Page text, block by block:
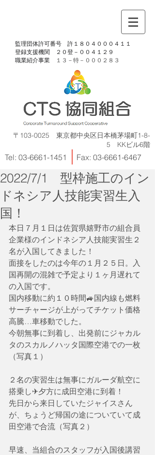
​監理団体許可番号 許１８０４０００４１１
​登録支援機関 ２０登－００４１２９
​職業紹介事業
１３－特－ ０００２８３
〒103-0025 東京都中央区日本橋茅場町1-8-
5 KKビル6階
Tel: 03-6661-1451 Fax: 03-6661-6467
2022/7/1 型枠施工のイン
ドネシア人技能実習生入
国！
本日７月１日は佐賀県嬉野市の組合員
企業様のインドネシア人技能実習生２
名が入国してきました！
面接をしたのは今年の１月２５日。入
国再開の混雑で予定より１ヶ月遅れて
の入国です。
国内移動に約１０時間🚙国内線も燃料
サーチャージが上がってチケット価格
高騰…車移動でした。
今朝無事に到着し、出発前にジャカル
タのスカルノハッタ国際空港での一枚
（写真１）
２名の実習生は無事にガルーダ航空に
搭乗し✈夕方に成田空港に到着！
先日から来日していたジャイスさん
が、ちょうど帰国の途についていて成
田空港で合流（写真２）
早速、当組合のスタッフが入国後講習